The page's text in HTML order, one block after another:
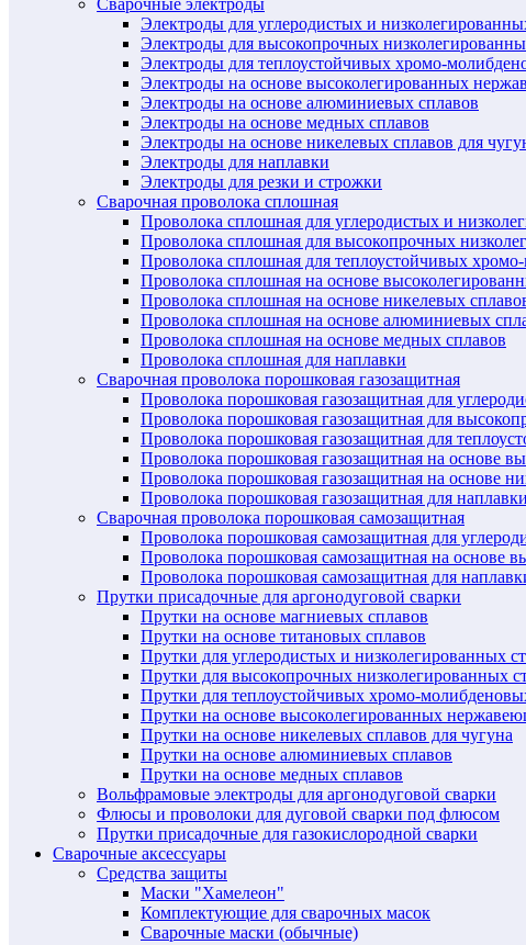
Сварочные электроды
Электроды для углеродистых и
Электроды для высокопрочных
Электроды для теплоустойчивых хромо-
Электроды на основе высоколегированных
Электроды на основе алюминиевых сплавов
Электроды на основе медных сплавов
Электроды на основе никелевых сплавов для
Электроды для наплавки
Электроды для резки и строжки
Сварочная проволока сплошная
Проволока сплошная для углеродистых и
Проволока сплошная для высокопрочных
Проволока сплошная для теплоустойчивых
Проволока сплошная на основе
Проволока сплошная на основе никелевых
Проволока сплошная на основе алюминиевых
Проволока сплошная на основе медных сплавов
Проволока сплошная для наплавки
Сварочная проволока порошковая газозащитная
Проволока порошковая газозащитная для
Проволока порошковая газозащитная для
Проволока порошковая газозащитная для
Проволока порошковая газозащитная на основе
Проволока порошковая газозащитная на основе
Проволока порошковая газозащитная для наплавки
Сварочная проволока порошковая самозащитная
Проволока порошковая самозащитная для
Проволока порошковая самозащитная на основе
Проволока порошковая самозащитная для
Прутки присадочные для аргонодуговой сварки
Прутки на основе магниевых сплавов
Прутки на основе титановых сплавов
Прутки для углеродистых и низколегированных
Прутки для высокопрочных низколегированных
Прутки для теплоустойчивых хромо-
Прутки на основе высоколегированных
Прутки на основе никелевых сплавов для чугуна
Прутки на основе алюминиевых сплавов
Прутки на основе медных сплавов
Вольфрамовые электроды для аргонодуговой сварки
Флюсы и проволоки для дуговой сварки под флюсом
Прутки присадочные для газокислородной сварки
Сварочные аксессуары
Средства защиты
Маски "Хамелеон"
Комплектующие для сварочных масок
Сварочные маски (обычные)